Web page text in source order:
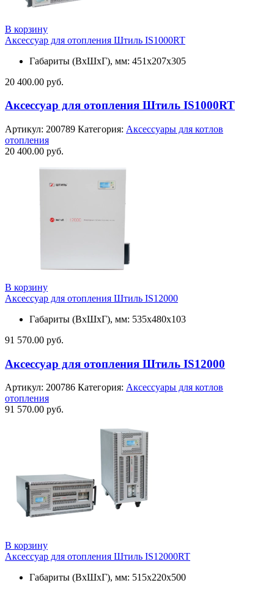
В корзину
Аксессуар для отопления Штиль IS1000RT
Габариты (ВхШхГ), мм: 451х207х305
20 400.00 руб.
Аксессуар для отопления Штиль IS1000RT
Артикул: 200789 Категория: Аксессуары для котлов
отопления
20 400.00 руб.
В корзину
Аксессуар для отопления Штиль IS12000
Габариты (ВхШхГ), мм: 535х480х103
91 570.00 руб.
Аксессуар для отопления Штиль IS12000
Артикул: 200786 Категория: Аксессуары для котлов
отопления
91 570.00 руб.
В корзину
Аксессуар для отопления Штиль IS12000RT
Габариты (ВхШхГ), мм: 515х220х500